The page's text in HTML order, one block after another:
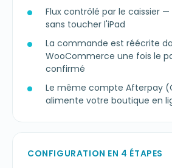
Flux contrôlé par le caissier
sans toucher l'iPad
La commande est réécrite
WooCommerce une fois le
confirmé
Le même compte Afterpay
alimente votre boutique en
CONFIGURATION EN 4 ÉTAPES